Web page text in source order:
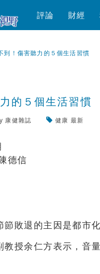
評論 財經
到！傷害聽力的５個生活習慣
的５個生活習慣
康健雜誌 健康 最新
德信
敗退的主因是都市
授余仁方表示，音